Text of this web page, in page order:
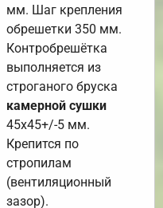
мм. Шаг крепления
обрешетки 350 мм.
Контробрешётка
выполняется из
строганого бруска
камерной сушки
45х45+/-5 мм.
Крепится по
стропилам
(вентиляционный
зазор).